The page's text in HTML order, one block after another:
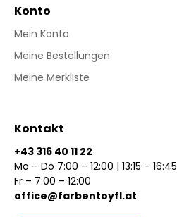
Konto
Mein Konto
Meine Bestellungen
Meine Merkliste
Kontakt
+43 316 40 11 22
Mo – Do 7:00 – 12:00 | 13:15 – 16:45
Fr – 7:00 – 12:00
office@farbentoyfl.at